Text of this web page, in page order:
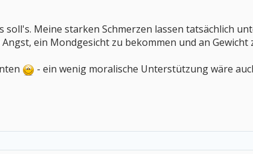
soll's. Meine starken Schmerzen lassen tatsächlich
ein Mondgesicht zu bekommen und an Gewicht
- ein wenig moralische Unterstützung wäre